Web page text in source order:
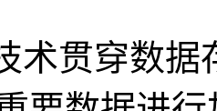
术贯穿数据